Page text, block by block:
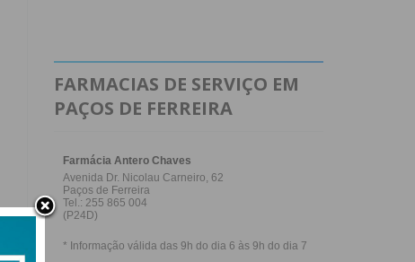
FARMACIAS DE SERVIÇO EM
PAÇOS DE FERREIRA